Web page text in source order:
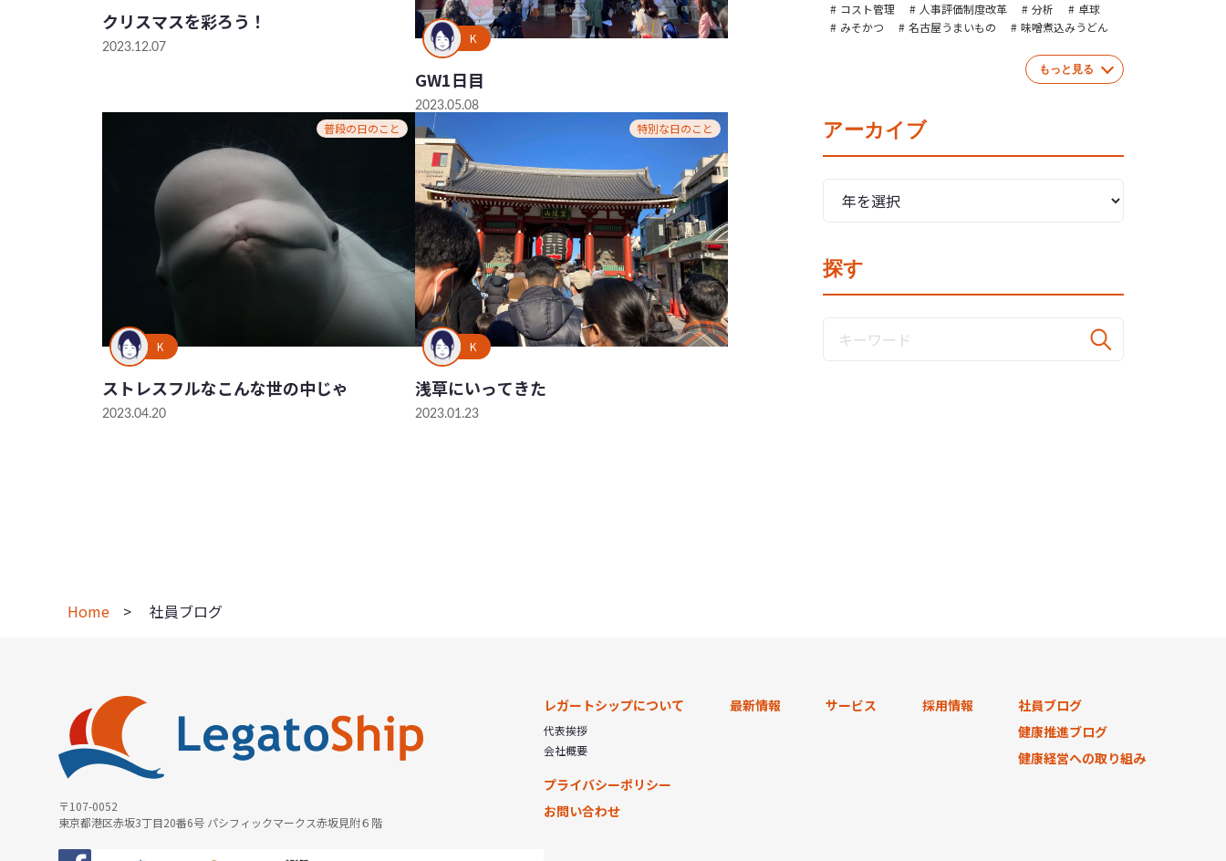
クリスマスを彩ろう！
2023.12.07
K
GW1日目
2023.05.08
普段の日のこと
K
ストレスフルなこんな世の中じゃ
2023.04.20
特別な日のこと
K
浅草にいってきた
2023.01.23
コスト管理
人事評価制度改革 分析
卓球
みそかつ
名古屋うまいもの 味噌煮込みうどん
もっと見る
アーカイブ
探す
Home 社員ブログ
〒107-0052
東京都港区赤坂3丁目20番6号 パシフィックマークス赤坂見附６階
レガートシップについて
代表挨拶
会社概要
最新情報 サービス 採用情報
社員ブログ
健康推進ブログ
健康経営への取り組み
プライバシーポリシー
お問い合わせ